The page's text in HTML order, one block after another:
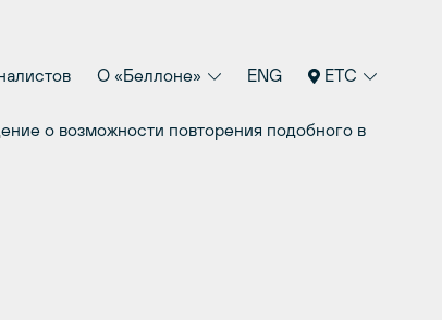
О «Беллоне» ENG ETC
о возможности повторения подобного в